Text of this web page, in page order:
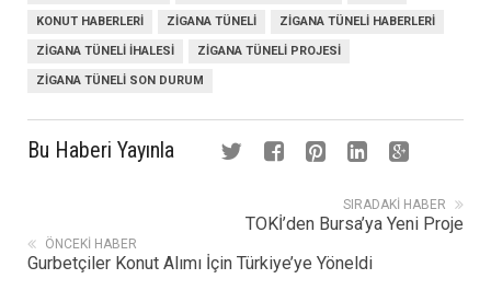
KONUT HABERLERI ZIGANA TÜNELI ZIGANA TÜNELI HABERLERI
ZIGANA TÜNELI IHALESI ZIGANA TÜNELI PROJESI
ZIGANA TÜNELI SON DURUM
Bu Haberi Yayınla
SIRADAKI HABER
TOKİ’den Bursa’ya Yeni Proje
ÖNCEKI HABER
Gurbetçiler Konut Alımı İçin Türkiye’ye Yöneldi